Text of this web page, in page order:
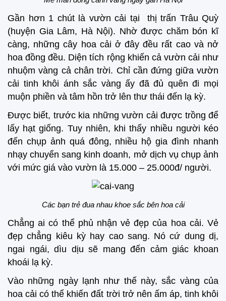
Gần hơn 1 chút là vườn cải tại thị trấn Trâu Quỳ
(huyện Gia Lâm, Hà Nội). Nhờ được chăm bón kĩ
càng, những cây hoa cải ở đây đều rất cao và nở
hoa đồng đều. Diện tích rộng khiến cả vườn cải như
nhuộm vàng cả chân trời. Chỉ cần đứng giữa vườn
cải tinh khôi ánh sắc vàng ấy đã đủ quên đi mọi
muộn phiền và tâm hồn trở lên thư thái đến lạ kỳ.
Được biết, trước kia những vườn cải được trồng để
lấy hạt giống. Tuy nhiên, khi thấy nhiều người kéo
đến chụp ảnh quá đông, nhiều hộ gia đình nhanh
nhạy chuyển sang kinh doanh, mở dịch vụ chụp ảnh
với mức giá vào vườn là 15.000 – 25.000đ/ người.
Các bạn trẻ đua nhau khoe sắc bên hoa cải
Chẳng ai có thể phủ nhận vẻ đẹp của hoa cải. Vẻ
đẹp chẳng kiêu kỳ hay cao sang. Nó cứ dung dị,
ngai ngái, dìu dịu sẽ mang đến cảm giác khoan
khoái lạ kỳ.
Vào những ngày lạnh như thế này, sắc vàng của
hoa cải có thể khiến đất trời trở nên ấm áp, tinh khôi